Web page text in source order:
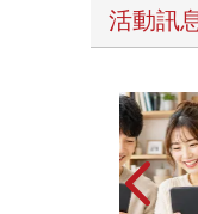
活動訊
【父親